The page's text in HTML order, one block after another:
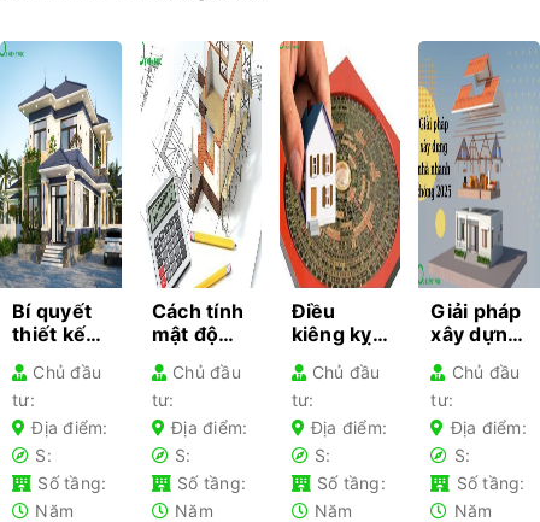
Bí quyết
thiết kế
cho từng
loại nhà
phổ biến-
Kiến thức
không
thể bỏ lỡ
Chủ đầu
tư:
Địa điểm:
S:
Số tầng:
Năm
Cách tính
mật độ
– Hướng
dẫn chi
tiết cho
gia chủ
Chủ đầu
tư:
Địa điểm:
S:
Số tầng:
Năm
Điều
kiêng kỵ
nhà gia
chủ lần
đầu xây
nhà nên
tránh
Chủ đầu
tư:
Địa điểm:
S:
Số tầng:
Năm
Giải pháp
xây dựng
nhanh
chóng
2025 –
Tối ưu chi
phí
Chủ đầu
tư:
Địa điểm:
S:
Số tầng:
Năm